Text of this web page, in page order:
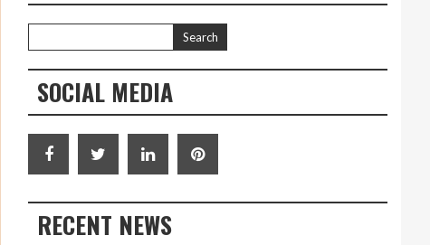
SOCIAL MEDIA
RECENT NEWS